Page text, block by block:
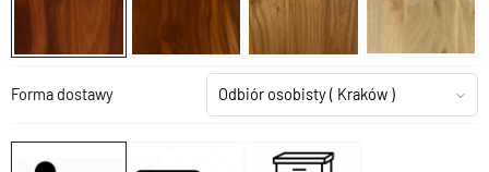
Forma dostawy Odbiór osobisty( Kraków )